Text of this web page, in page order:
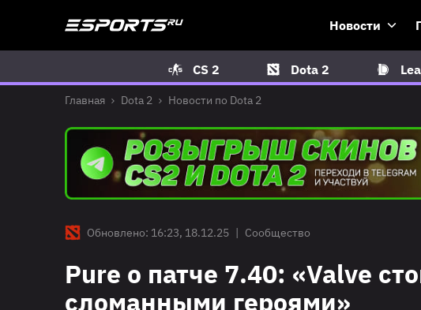
Новости
CS 2 Dota 2
Главная Dota 2 Новости по Dota 2
Обновлено: 16:23, 18.12.25 | Сообщество
Pure о патче 7.40: «Valve
сломанными героями»